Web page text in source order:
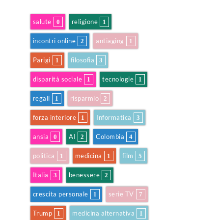
salute 0 religione 1
incontri online 2 antiaging 1
Parigi 1 filosofia 3
disparità sociale 1 tecnologie 1
regali 1 risparmio 2
forza interiore 1 Informatica 3
ansia 0 AI 2 Colombia 4
politica 1 medicina 1 film 5
Italia 3 benessere 2
crescita personale 1 serie TV 7
Trump 1 medicina alternativa 1